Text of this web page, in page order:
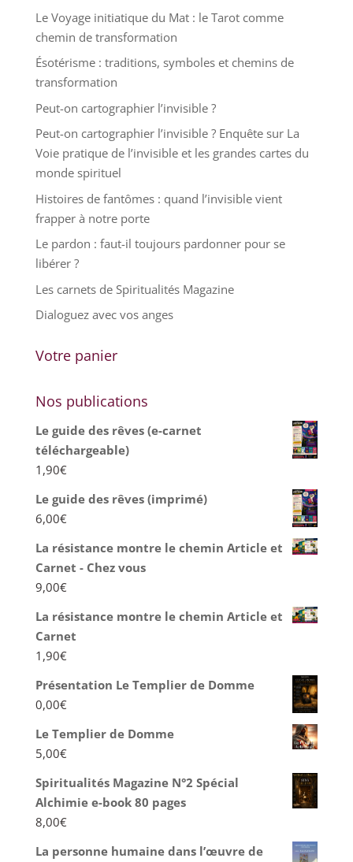
Le Voyage initiatique du Mat : le Tarot comme
chemin de transformation
Ésotérisme : traditions, symboles et chemins de
transformation
Peut-on cartographier l’invisible ?
Peut-on cartographier l’invisible ? Enquête sur La
Voie pratique de l’invisible et les grandes cartes du
monde spirituel
Histoires de fantômes : quand l’invisible vient
frapper à notre porte
Le pardon : faut-il toujours pardonner pour se
libérer ?
Les carnets de Spiritualités Magazine
Dialoguez avec vos anges
Votre panier
Nos publications
Le guide des rêves (e-carnet
téléchargeable)
1,90€
Le guide des rêves (imprimé)
6,00€
La résistance montre le chemin Article et
Carnet - Chez vous
9,00€
La résistance montre le chemin Article et
Carnet
1,90€
Présentation Le Templier de Domme
0,00€
Le Templier de Domme
5,00€
Spiritualités Magazine N°2 Spécial
Alchimie e-book 80 pages
8,00€
La personne humaine dans l’œuvre de